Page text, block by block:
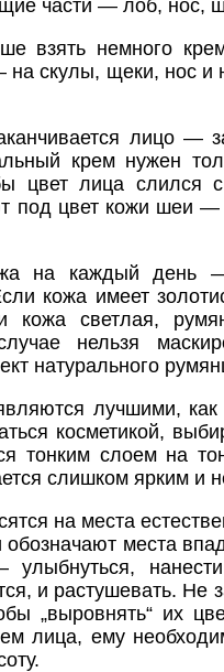
части — лоб, нос,
взять немного
на скулы, щеки, нос и
лицо —
крем нужен
цвет лица слился
под цвет кожи шеи —
на каждый день
кожа имеет
кожа светлая,
нельзя
натурального
лучшими, как
косметикой,
тонким слоем на
слишком ярким и
на места
места
и растушевать. Не
„выровнять“ их
лица, ему